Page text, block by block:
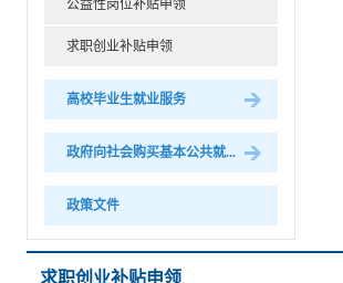
公益性岗位补贴申领
求职创业补贴申领
高校毕业生就业服务
政府向社会购买基本公共就...
政策文件
求职创业补贴申领